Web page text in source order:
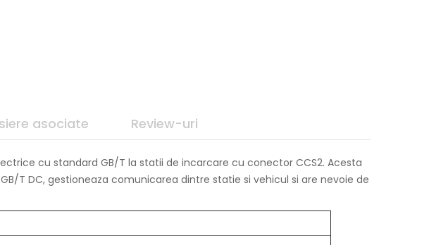
asociate Review-uri
cu standard GB/T la statii de incarcare cu conector CCS2. Acesta
T DC, gestioneaza comunicarea dintre statie si vehicul si are nevoie de